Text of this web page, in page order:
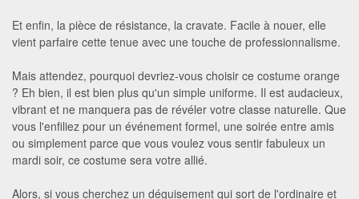
Et enfin, la pièce de résistance, la cravate. Facile à nouer, elle
vient parfaire cette tenue avec une touche de professionnalisme.
Mais attendez, pourquoi devriez-vous choisir ce costume orange
? Eh bien, il est bien plus qu'un simple uniforme. Il est audacieux,
vibrant et ne manquera pas de révéler votre classe naturelle. Que
vous l'enfiliez pour un événement formel, une soirée entre amis
ou simplement parce que vous voulez vous sentir fabuleux un
mardi soir, ce costume sera votre allié.
Alors, si vous cherchez un déguisement qui sort de l'ordinaire et